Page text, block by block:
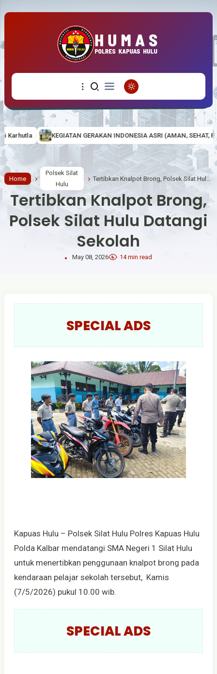
INDONESIA ASRI (AMAN, SEHAT, RESIK DAN INDAH) DI MAKO
Home
Polsek Silat
Hulu
Tertibkan Knalpot Brong,
Polsek Silat Hulu Datangi
Sekolah
May 08, 2026 14 min read
SPECIAL ADS
Kapuas Hulu – Polsek Silat Hulu Polres Kapuas Hulu
Polda Kalbar mendatangi SMA Negeri 1 Silat Hulu
untuk menertibkan penggunaan knalpot brong pada
kendaraan pelajar sekolah tersebut, Kamis
(7/5/2026) pukul 10.00 wib.
SPECIAL ADS